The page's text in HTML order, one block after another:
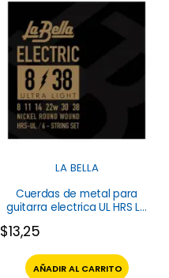
LA BELLA
Cuerdas de metal para
guitarra electrica UL HRS La
$13,25
AÑADIR AL CARRITO